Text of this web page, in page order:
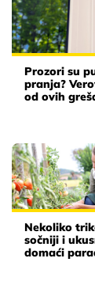
Prozori su
pranja?
od ovih
Nekoliko
sočniji i
domaći